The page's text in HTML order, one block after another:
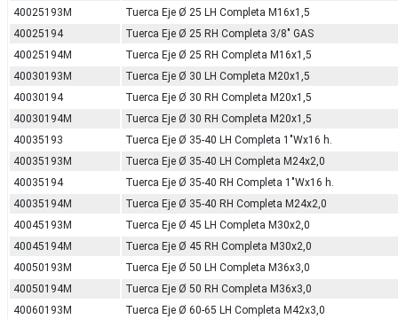
40025193M
Tuerca Eje Ø 25 LH Completa M16x1,5
40025194
Tuerca Eje Ø 25 RH Completa 3/8" GAS
40025194M
Tuerca Eje Ø 25 RH Completa M16x1,5
40030193M
Tuerca Eje Ø 30 LH Completa M20x1,5
40030194
Tuerca Eje Ø 30 RH Completa M20x1,5
40030194M
Tuerca Eje Ø 30 RH Completa M20x1,5
40035193
Tuerca Eje Ø 35-40 LH Completa 1"Wx16 h.
40035193M
Tuerca Eje Ø 35-40 LH Completa M24x2,0
40035194
Tuerca Eje Ø 35-40 RH Completa 1"Wx16 h.
40035194M
Tuerca Eje Ø 35-40 RH Completa M24x2,0
40045193M
Tuerca Eje Ø 45 LH Completa M30x2,0
40045194M
Tuerca Eje Ø 45 RH Completa M30x2,0
40050193M
Tuerca Eje Ø 50 LH Completa M36x3,0
40050194M
Tuerca Eje Ø 50 RH Completa M36x3,0
40060193M
Tuerca Eje Ø 60-65 LH Completa M42x3,0